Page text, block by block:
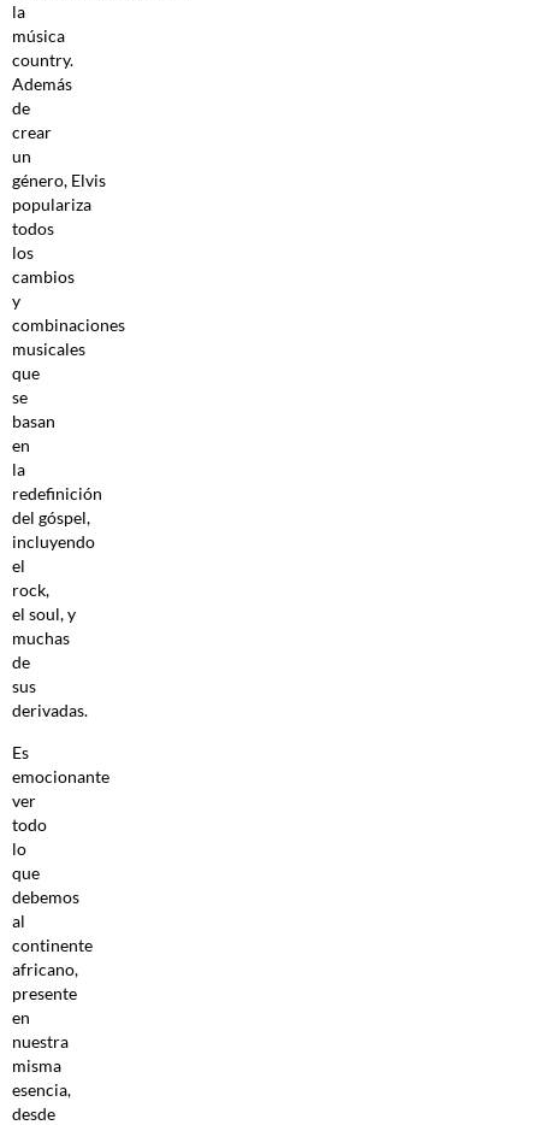
la
música
country.
Además
de
crear
un
género, Elvis
populariza
todos
los
cambios
y
combinaciones
musicales
que
se
basan
en
la
redefinición
del góspel,
incluyendo
el
rock,
el soul, y
muchas
de
sus
derivadas.
Es
emocionante
ver
todo
lo
que
debemos
al
continente
africano,
presente
en
nuestra
misma
esencia,
desde